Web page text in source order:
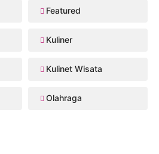
Featured
Kuliner
Kulinet Wisata
Olahraga